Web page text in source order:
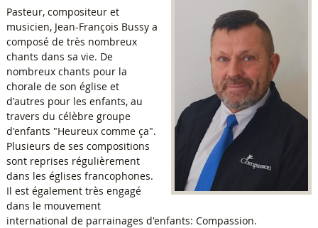
Pasteur, compositeur et
musicien, Jean-François Bussy a
composé de très nombreux
chants dans sa vie. De
nombreux chants pour la
chorale de son église et
d'autres pour les enfants, au
travers du célèbre groupe
d'enfants "Heureux comme ça".
Plusieurs de ses compositions
sont reprises régulièrement
dans les églises francophones.
Il est également très engagé
dans le mouvement
international de parrainages d'enfants: Compassion.